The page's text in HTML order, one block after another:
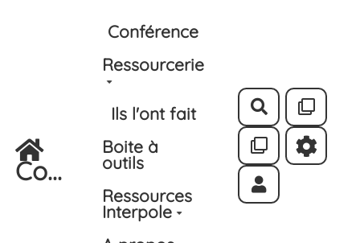
Aller au contenu principal
Co...
Conférence
Ressourcerie
Ils l'ont fait
Boite à
outils
Ressources
Interpole
Rechercher